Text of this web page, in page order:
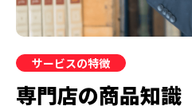
サービスの特徴
専門店の商品知識